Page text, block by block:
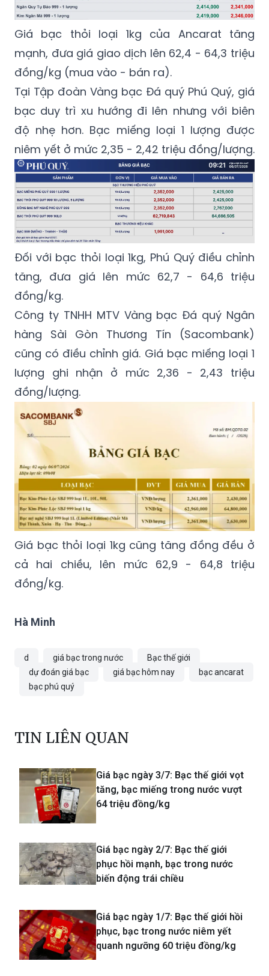
Giá bạc thỏi loại 1kg của Ancarat tăng
mạnh, đưa giá giao dịch lên 62,4 - 64,3 triệu
đồng/kg (mua vào - bán ra).
Tại Tập đoàn Vàng bạc Đá quý Phú Quý, giá
bạc duy trì xu hướng đi lên nhưng với biên
độ nhẹ hơn. Bạc miếng loại 1 lượng được
niêm yết ở mức 2,35 - 2,42 triệu đồng/lượng.
Đối với bạc thỏi loại 1kg, Phú Quý điều chỉnh
tăng, đưa giá lên mức 62,7 - 64,6 triệu
đồng/kg.
Công ty TNHH MTV Vàng bạc Đá quý Ngân
hàng Sài Gòn Thương Tín (Sacombank)
cũng có điều chỉnh giá. Giá bạc miếng loại 1
lượng ghi nhận ở mức 2,36 - 2,43 triệu
đồng/lượng.
Giá bạc thỏi loại 1kg cũng tăng đồng đều ở
cả hai chiều, lên mức 62,9 - 64,8 triệu
đồng/kg.
Hà Minh
d giá bạc trong nước
Bạc thế giới
dự đoán giá bạc
giá bạc hôm nay
bạc ancarat
bạc phú quý
TIN LIÊN QUAN
Giá bạc ngày 3/7: Bạc thế giới vọt
tăng, bạc miếng trong nước vượt
64 triệu đồng/kg
Giá bạc ngày 2/7: Bạc thế giới
phục hồi mạnh, bạc trong nước
biến động trái chiều
Giá bạc ngày 1/7: Bạc thế giới hồi
phục, bạc trong nước niêm yết
quanh ngưỡng 60 triệu đồng/kg